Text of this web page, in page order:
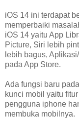
iOS 14 ini terdapat
memperbaiki
iOS 14 yaitu App
Picture, Siri lebih
lebih bagus,
pada App Store.
Ada fungsi baru
kunci mobil yaitu
pengguna iphone
membuka